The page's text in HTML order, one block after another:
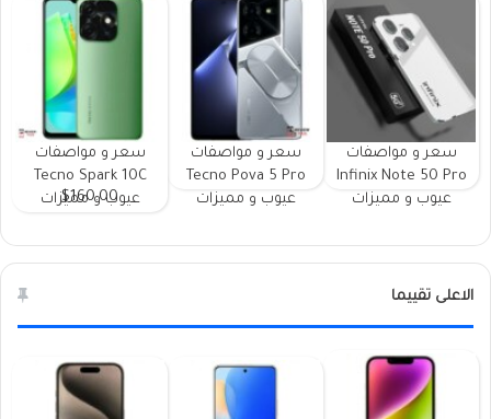
سعر و مواصفات
Infinix Note 50 Pro
عيوب و مميزات
سعر و مواصفات
Tecno Pova 5 Pro
عيوب و مميزات
سعر و مواصفات
Tecno Spark 10C
عيوب و مميزات
$160.00
الاعلى تقييما